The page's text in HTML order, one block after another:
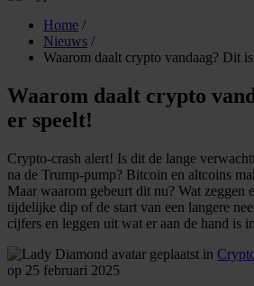
Home /
Nieuws /
Waarom daalt crypto vandaag? Dit
Waarom daalt crypto
er speelt!
Crypto-crash alert! Is dit de lange
na de Trump-pump? Bitcoin en altcoins
Maar waarom gebeurt dit nu? Wat zeggen
tijdelijke dip of de start van een langere
cijfers en leggen uit wat er aan de hand is
geplaatst in
op 25 februari 2025